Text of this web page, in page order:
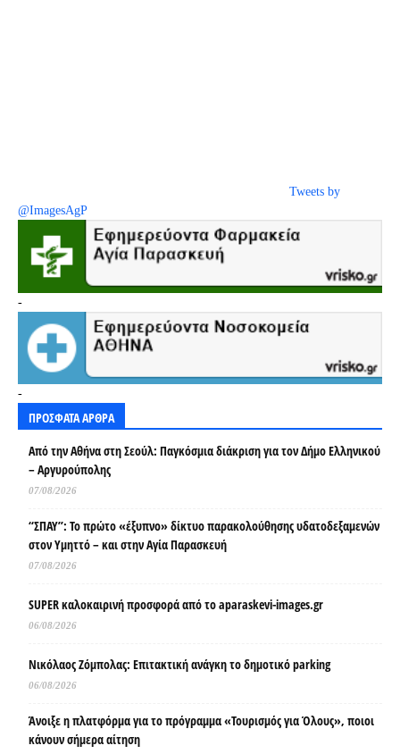
Tweets by
@ImagesAgP
-
-
ΠΡΟΣΦΑΤΑ ΑΡΘΡΑ
Από την Αθήνα στη Σεούλ: Παγκόσμια διάκριση για τον Δήμο Ελληνικού
– Αργυρούπολης
07/08/2026
“ΣΠΑΥ”: Το πρώτο «έξυπνο» δίκτυο παρακολούθησης υδατοδεξαμενών
στον Υμηττό – και στην Αγία Παρασκευή
07/08/2026
SUPER καλοκαιρινή προσφορά από το aparaskevi-images.gr
06/08/2026
Νικόλαος Ζόμπολας: Επιτακτική ανάγκη το δημοτικό parking
06/08/2026
Άνοιξε η πλατφόρμα για το πρόγραμμα «Τουρισμός για Όλους», ποιοι
κάνουν σήμερα αίτηση